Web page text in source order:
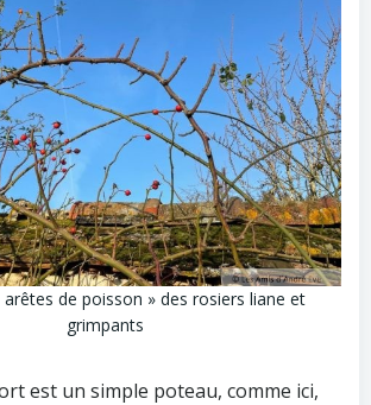
arêtes de poisson » des rosiers liane et
grimpants
est un simple poteau, comme ici,